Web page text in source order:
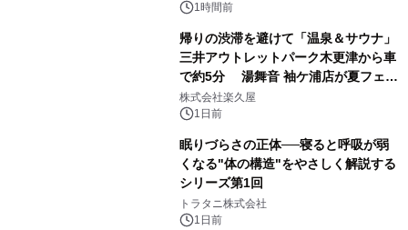
催 英国ラジオ「NTS」の 特別プログ
アーティストを フィーチャーしたアニ
メーションを公開～
1時間前
帰りの渋滞を避けて「温泉＆サウナ」
三井アウトレットパーク木更津から車
で約5分 湯舞音 袖ケ浦店が夏フェア
メニューを提供
株式会社楽久屋
1日前
眠りづらさの正体──寝ると呼吸が弱
くなる"体の構造"をやさしく解説する
シリーズ第1回
トラタニ株式会社
1日前